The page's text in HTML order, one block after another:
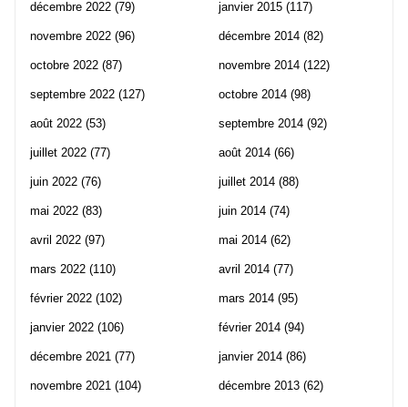
décembre 2022 (79)
novembre 2022 (96)
octobre 2022 (87)
septembre 2022 (127)
août 2022 (53)
juillet 2022 (77)
juin 2022 (76)
mai 2022 (83)
avril 2022 (97)
mars 2022 (110)
février 2022 (102)
janvier 2022 (106)
décembre 2021 (77)
novembre 2021 (104)
janvier 2015 (117)
décembre 2014 (82)
novembre 2014 (122)
octobre 2014 (98)
septembre 2014 (92)
août 2014 (66)
juillet 2014 (88)
juin 2014 (74)
mai 2014 (62)
avril 2014 (77)
mars 2014 (95)
février 2014 (94)
janvier 2014 (86)
décembre 2013 (62)